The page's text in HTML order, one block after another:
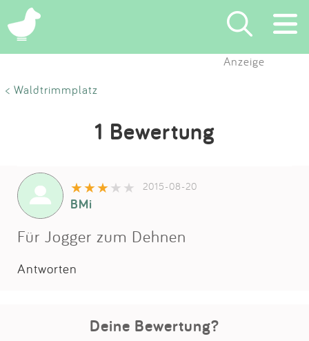
Eintragen
Partner
Anzeige
< Waldtrimmplatz
1 Bewertung
2015-08-20
BMi
Für Jogger zum Dehnen
Antworten
Deine Bewertung?